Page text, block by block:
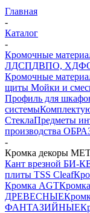
Главная
-
Каталог
-
Кромочные
ЛДСПДВПО,
Кромочные
щиты Мойки и
Профиль для
системы
СтеклаПредметы
производства
-
Кромка декоры
Кант врезной БИ-
плиты TSS Cleaf
Кромка AGT
ДРЕВЕСНЫЕ
ФАНТАЗИЙНЫЕ